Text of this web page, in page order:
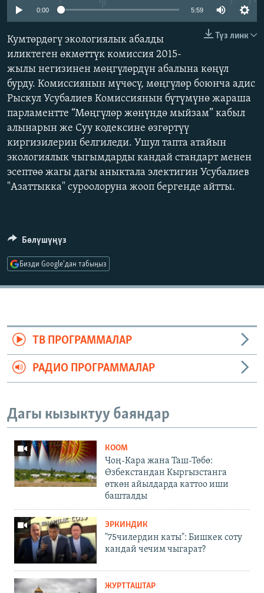
ЭЖЕ-СИҢДИЛЕР
ЫҢГАЙСЫЗ СУРООЛОР
ОНЛАЙН ШЕРИНЕ
ЭЕ/АРнун бардык сайттары
0:00 5:59
Түз линк
Кумтөрдөгү экологиялык абалды
иликтеген өкмөттүк комиссия 2015-
жылы негизинен мөңгүлөрдүн абалына көңүл
бурду. Комиссиянын мүчөсү, мөңгүлөр боюнча адис
Рыскул Усубалиев Комиссиянын бүтүмүнө жараша
парламентте “Мөңгүлөр жөнүндө мыйзам” кабыл
алынарын же Суу кодексине өзгөртүү
киргизилерин белгиледи. Ушул тапта атайын
экологиялык чыгымдарды кандай стандарт менен
эсептөө жагы дагы аныктала электигин Усубалиев
"Азаттыкка" суроолоруна жооп бергенде айтты.
Бөлүшүңүз
Бизди Google'дан табыңыз
ТВ ПРОГРАММАЛАР
РАДИО ПРОГРАММАЛАР
Дагы кызыктуу баяндар
КООМ
Чоң-Кара жана Таш-Төбө:
Өзбекстандан Кыргызстанга
өткөн айылдарда каттоо иши
башталды
ЭРКИНДИК
"75чилердин каты": Бишкек соту
кандай чечим чыгарат?
ЖУРТТАШТАР